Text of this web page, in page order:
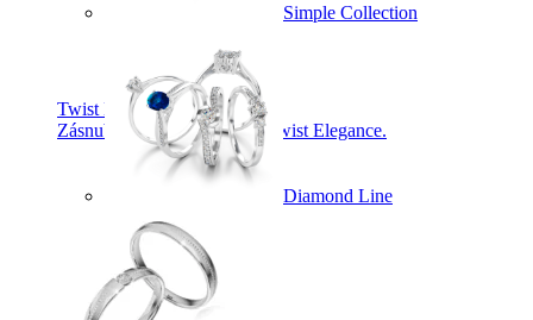
Twist Elegance
Zásnubné prstne z kolekcie Twist Elegance.
Simple Collection
Diamond Line